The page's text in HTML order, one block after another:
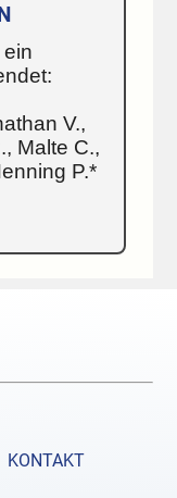
V.,
Malte C.,
P.*
KONTAKT